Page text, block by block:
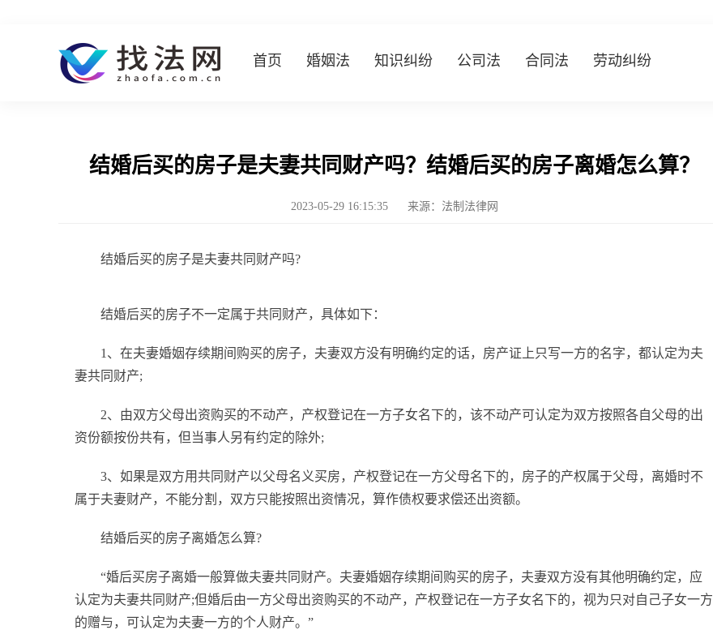
首页 婚姻法 知识纠纷 公司法 合同法 劳动纠纷
结婚后买的房子是夫妻共同财产吗？结婚后买的房子离婚怎么算？
2023-05-29 16:15:35 来源：法制法律网
结婚后买的房子是夫妻共同财产吗?
结婚后买的房子不一定属于共同财产，具体如下：
1、在夫妻婚姻存续期间购买的房子，夫妻双方没有明确约定的话，房产证上只写一方的名字，都认定为夫
妻共同财产;
2、由双方父母出资购买的不动产，产权登记在一方子女名下的，该不动产可认定为双方按照各自父母的出
资份额按份共有，但当事人另有约定的除外;
3、如果是双方用共同财产以父母名义买房，产权登记在一方父母名下的，房子的产权属于父母，离婚时不
属于夫妻财产，不能分割，双方只能按照出资情况，算作债权要求偿还出资额。
结婚后买的房子离婚怎么算?
“婚后买房子离婚一般算做夫妻共同财产。夫妻婚姻存续期间购买的房子，夫妻双方没有其他明确约定，应
认定为夫妻共同财产;但婚后由一方父母出资购买的不动产，产权登记在一方子女名下的，视为只对自己子女一方
的赠与，可认定为夫妻一方的个人财产。”